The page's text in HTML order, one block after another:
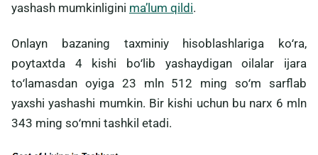
yashash mumkinligini maʼlum qildi.
Onlayn bazaning taxminiy hisoblashlariga koʻra,
poytaxtda 4 kishi boʻlib yashaydigan oilalar ijara
toʻlamasdan oyiga 23 mln 512 ming soʻm sarflab
yaxshi yashashi mumkin. Bir kishi uchun bu narx 6 mln
343 ming soʻmni tashkil etadi.